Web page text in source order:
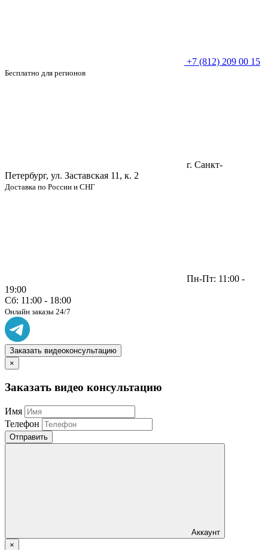
+7 (812) 209 00 15
Бесплатно для регионов
г. Санкт-
Петербург, ул. Заставская 11, к. 2
Доставка по России и СНГ
Пн-Пт: 11:00 -
19:00
Сб: 11:00 - 18:00
Онлайн заказы 24/7
Заказать видеоконсультацию
×
Заказать видео консультацию
Имя
Телефон
Отправить
Аккаунт
×